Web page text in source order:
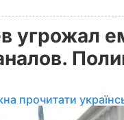
угрожал
прочитати